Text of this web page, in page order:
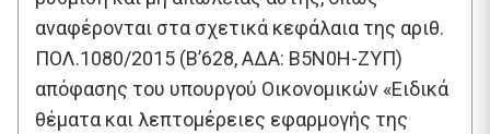
αναφέρονται στα σχετικά κεφάλαια της αριθ.
ΠΟΛ.1080/2015 (Β’628, ΑΔΑ: Β5Ν0Η-ΖΥΠ)
απόφασης του υπουργού Οικονομικών «Ειδικά
θέματα και λεπτομέρειες εφαρμογής της